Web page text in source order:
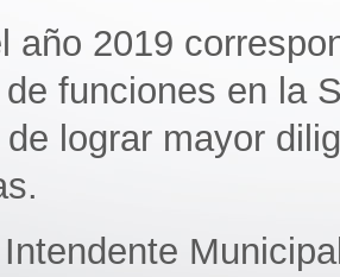
año 2019
funciones en la
de lograr mayor